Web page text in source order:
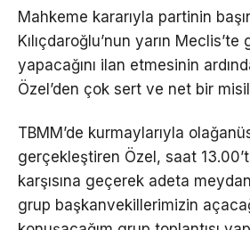
Mahkeme kararıyla partinin
Kılıçdaroğlu’nun yarın Meclis’te
yapacağını ilan etmesinin
Özel’den çok sert ve net bir
TBMM’de kurmaylarıyla
gerçekleştiren Özel, saat
karşısına geçerek adeta
grup başkanvekillerimizin